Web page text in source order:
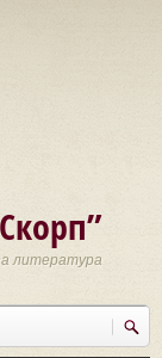
литература